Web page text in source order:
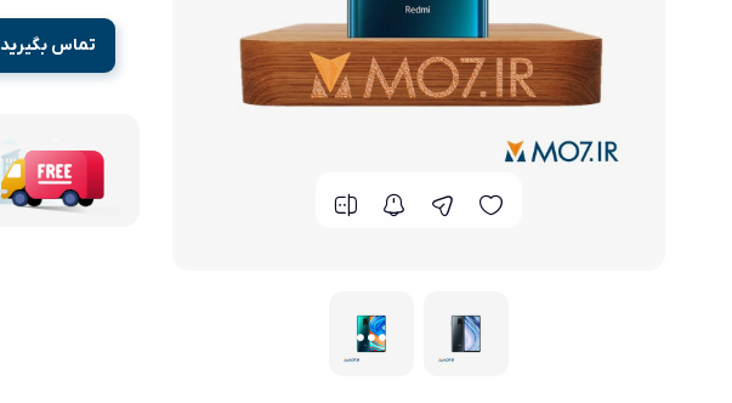
گوشی موتورولا
گوشی نوکیا
گوشی اچ تی سی
گوشی کاترپیلار
تماس بگیرید